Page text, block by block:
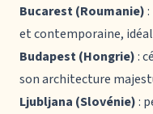
Bucarest (Roumanie)
et contemporaine,
Budapest (Hongrie):
son architecture
Ljubljana (Slovénie):